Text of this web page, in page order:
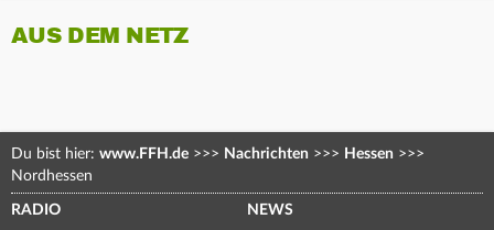
AUS DEM NETZ
Du bist hier: www.FFH.de >>> Nachrichten >>> Hessen >>>
Nordhessen
RADIO NEWS